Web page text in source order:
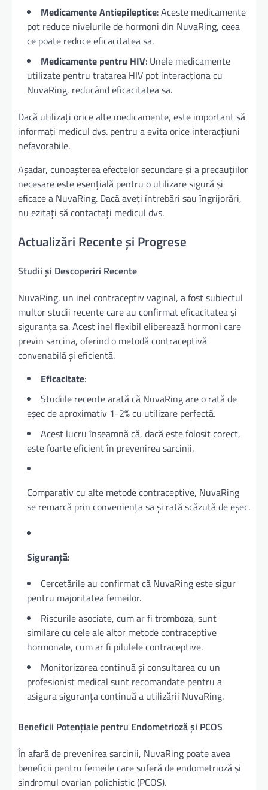
Medicamente Antiepileptice: Aceste medicamente
pot reduce nivelurile de hormoni din NuvaRing, ceea
ce poate reduce eficacitatea sa.
Medicamente pentru HIV: Unele medicamente
utilizate pentru tratarea HIV pot interacționa cu
NuvaRing, reducând eficacitatea sa.
Dacă utilizați orice alte medicamente, este important să
informați medicul dvs. pentru a evita orice interacțiuni
nefavorabile.
Așadar, cunoașterea efectelor secundare și a precauțiilor
necesare este esențială pentru o utilizare sigură și
eficace a NuvaRing. Dacă aveți întrebări sau îngrijorări,
nu ezitați să contactați medicul dvs.
Actualizări Recente și Progrese
Studii și Descoperiri Recente
NuvaRing, un inel contraceptiv vaginal, a fost subiectul
multor studii recente care au confirmat eficacitatea și
siguranța sa. Acest inel flexibil eliberează hormoni care
previn sarcina, oferind o metodă contraceptivă
convenabilă și eficientă.
Eficacitate:
Studiile recente arată că NuvaRing are o rată de
eșec de aproximativ 1-2% cu utilizare perfectă.
Acest lucru înseamnă că, dacă este folosit corect,
este foarte eficient în prevenirea sarcinii.
Comparativ cu alte metode contraceptive, NuvaRing
se remarcă prin conveniența sa și rată scăzută de eșec.
Siguranță:
Cercetările au confirmat că NuvaRing este sigur
pentru majoritatea femeilor.
Riscurile asociate, cum ar fi tromboza, sunt
similare cu cele ale altor metode contraceptive
hormonale, cum ar fi pilulele contraceptive.
Monitorizarea continuă și consultarea cu un
profesionist medical sunt recomandate pentru a
asigura siguranța continuă a utilizării NuvaRing.
Beneficii Potențiale pentru Endometrioză și PCOS
În afară de prevenirea sarcinii, NuvaRing poate avea
beneficii pentru femeile care suferă de endometrioză și
sindromul ovarian polichistic (PCOS).